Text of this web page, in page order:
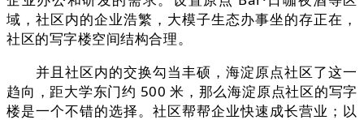
域，社区内的企业浩繁，大模子生态办事坐的存正在，
社区的写字楼空间结构合理。
并且社区内的交换勾当丰硕，海淀原点社区了这一
趋向，距大学东门约 500 米，那么海淀原点社区的写字
楼是一个不错的选择。社区帮帮企业快速成长营业；以